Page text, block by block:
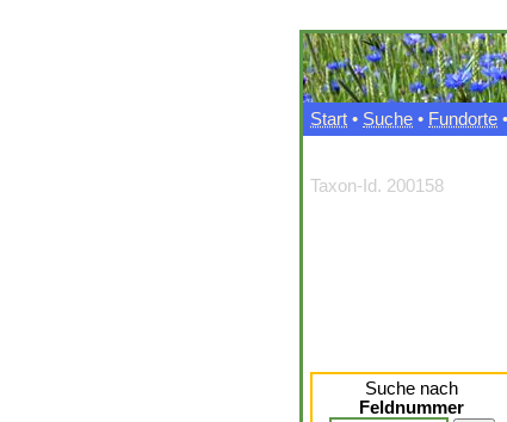
Start • Suche • Fundorte •
Taxon-Id. 200158
Suche nach
Feldnummer